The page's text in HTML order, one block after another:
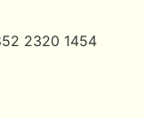
2320 1454